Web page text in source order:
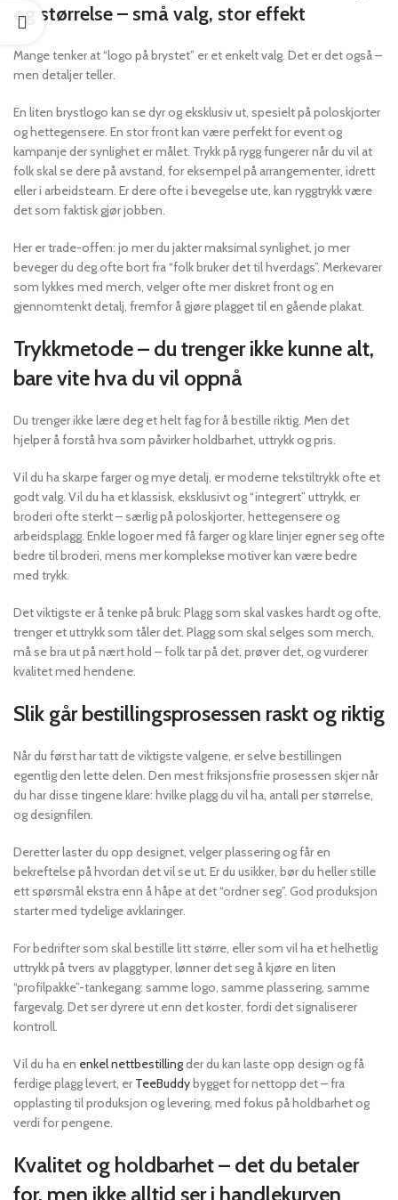
og størrelse – små valg, stor effekt
Mange tenker at “logo på brystet” er et enkelt valg. Det er det også –
men detaljer teller.
En liten brystlogo kan se dyr og eksklusiv ut, spesielt på poloskjorter
og hettegensere. En stor front kan være perfekt for event og
kampanje der synlighet er målet. Trykk på rygg fungerer når du vil at
folk skal se dere på avstand, for eksempel på arrangementer, idrett
eller i arbeidsteam. Er dere ofte i bevegelse ute, kan ryggtrykk være
det som faktisk gjør jobben.
Her er trade-offen: jo mer du jakter maksimal synlighet, jo mer
beveger du deg ofte bort fra “folk bruker det til hverdags”. Merkevarer
som lykkes med merch, velger ofte mer diskret front og en
gjennomtenkt detalj, fremfor å gjøre plagget til en gående plakat.
Trykkmetode – du trenger ikke kunne alt,
bare vite hva du vil oppnå
Du trenger ikke lære deg et helt fag for å bestille riktig. Men det
hjelper å forstå hva som påvirker holdbarhet, uttrykk og pris.
Vil du ha skarpe farger og mye detalj, er moderne tekstiltrykk ofte et
godt valg. Vil du ha et klassisk, eksklusivt og “integrert” uttrykk, er
broderi ofte sterkt – særlig på poloskjorter, hettegensere og
arbeidsplagg. Enkle logoer med få farger og klare linjer egner seg ofte
bedre til broderi, mens mer komplekse motiver kan være bedre
med trykk.
Det viktigste er å tenke på bruk: Plagg som skal vaskes hardt og ofte,
trenger et uttrykk som tåler det. Plagg som skal selges som merch,
må se bra ut på nært hold – folk tar på det, prøver det, og vurderer
kvalitet med hendene.
Slik går bestillingsprosessen raskt og riktig
Når du først har tatt de viktigste valgene, er selve bestillingen
egentlig den lette delen. Den mest friksjonsfrie prosessen skjer når
du har disse tingene klare: hvilke plagg du vil ha, antall per størrelse,
og designfilen.
Deretter laster du opp designet, velger plassering og får en
bekreftelse på hvordan det vil se ut. Er du usikker, bør du heller stille
ett spørsmål ekstra enn å håpe at det “ordner seg”. God produksjon
starter med tydelige avklaringer.
For bedrifter som skal bestille litt større, eller som vil ha et helhetlig
uttrykk på tvers av plaggtyper, lønner det seg å kjøre en liten
“profilpakke”-tankegang: samme logo, samme plassering, samme
fargevalg. Det ser dyrere ut enn det koster, fordi det signaliserer
kontroll.
Vil du ha en enkel nettbestillingder du kan laste opp design og få
ferdige plagg levert, erTeeBuddybygget for nettopp det – fra
opplasting til produksjon og levering, med fokus på holdbarhet og
verdi for pengene.
Kvalitet og holdbarhet – det du betaler
for, men ikke alltid ser i handlekurven